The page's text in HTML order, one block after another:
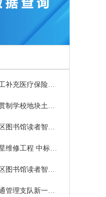
铜陵农商银行员工补充医疗保险采购项目 招标公告
北斗星城九年一贯制学校地块土壤污染状况调查（第二阶段）项目成交结果公告
铜陵学院育秀校区图书馆读者智慧服务提升项目(二次）询价公告
铜陵市公安局零星维修工程 中标结果公示
铜陵学院育秀校区图书馆读者智慧服务提升项目终止公告
铜陵市公安局交通管理支队新一代移动警务服务采购项目招标公告